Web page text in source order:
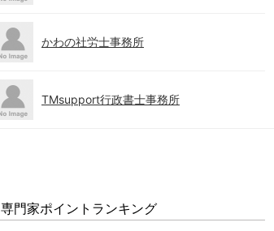
かわの社労士事務所
TMsupport行政書士事務所
専門家ポイントランキング